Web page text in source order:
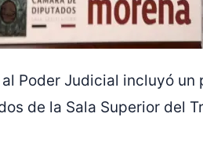
Poder Judicial incluyó
de la Sala Superior del